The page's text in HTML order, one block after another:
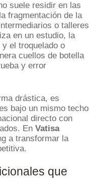
suele residir en las
fragmentación de la
o talleres
en un estudio, la
el troquelado o
cuellos de botella
y error
drástica, es
bajo un mismo techo
directo con
En Vatisa
a transformar la
que